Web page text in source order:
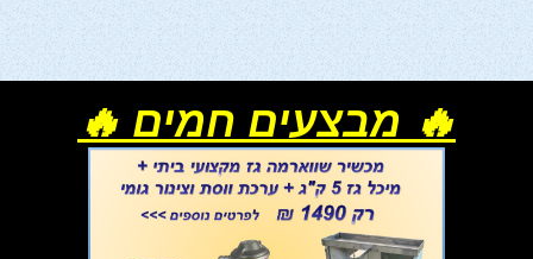
🔥 מבצעים חמים 🔥